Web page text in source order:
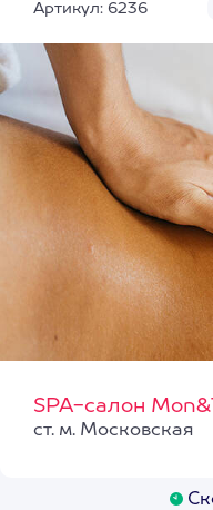
Артикул: 6236
SPA-салон
ст. м. Московская